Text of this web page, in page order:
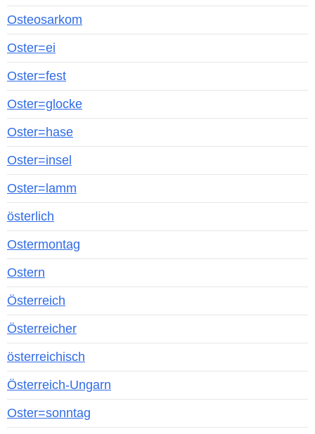
Osteosarkom
Oster=ei
Oster=fest
Oster=glocke
Oster=hase
Oster=insel
Oster=lamm
österlich
Ostermontag
Ostern
Österreich
Österreicher
österreichisch
Österreich-Ungarn
Oster=sonntag